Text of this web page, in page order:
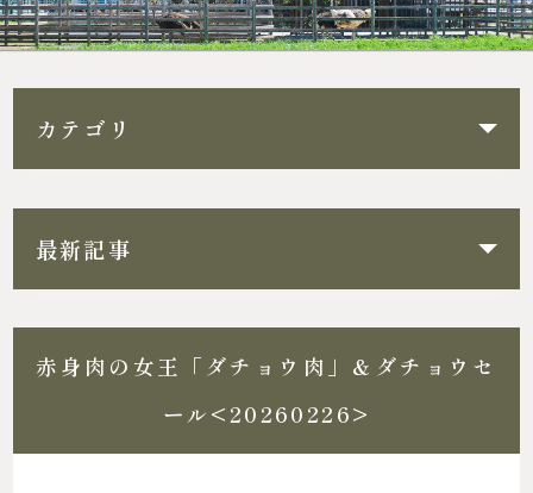
カテゴリ
最新記事
赤身肉の女王「ダチョウ肉」＆ダチョウセ
ール<20260226>